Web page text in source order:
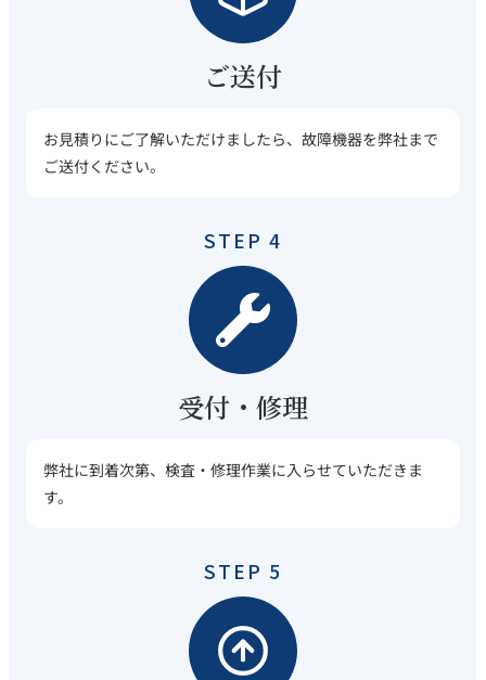
ご送付
お見積りにご了解いただけましたら、故障機器を弊社まで
ご送付ください。
STEP 4
受付・修理
弊社に到着次第、検査・修理作業に入らせていただきま
す。
STEP 5